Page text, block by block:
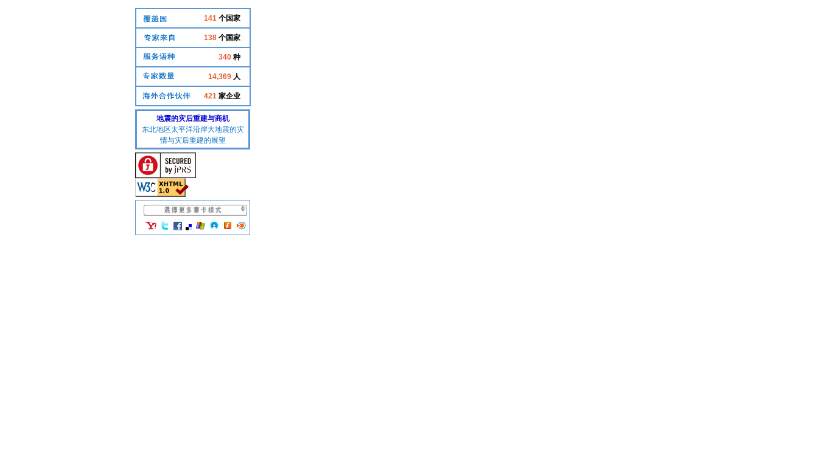
141 个国家
138 个国家
340 种
14,369 人
421 家企业
地震的灾后重建与商机
东北地区太平洋沿岸大地震的灾
情与灾后重建的展望